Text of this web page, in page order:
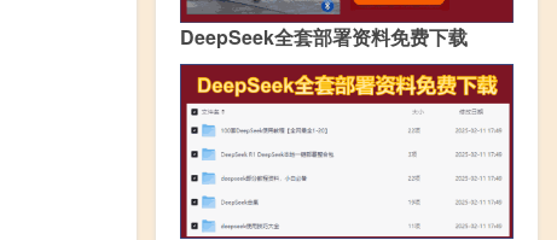
DeepSeek全套部署资料免费下载